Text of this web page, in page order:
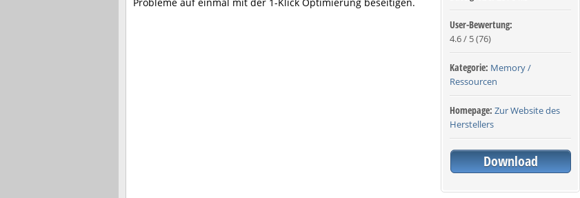
User-Bewertung:
4.6/ 5(76)
Kategorie: Memory /
Ressourcen
Homepage: Zur Website des
Herstellers
Download